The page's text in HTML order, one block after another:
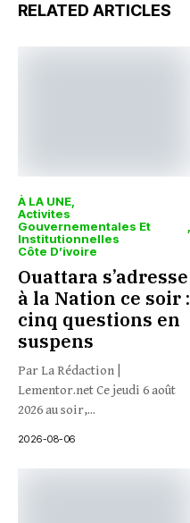
RELATED ARTICLES
À LA UNE
Activites
Gouvernementales Et
Institutionnelles
Côte D’ivoire
Ouattara s’adresse
à la Nation ce soir :
cinq questions en
suspens
Par La Rédaction |
Lementor.net Ce jeudi 6 août
2026 au soir,...
2026-08-06